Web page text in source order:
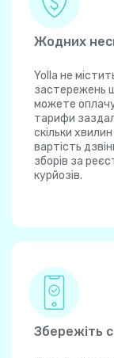
Жодних
Yolla не
застережень
можете
тарифи
скільки
вартість
зборів за
курйозів.
Збережіть